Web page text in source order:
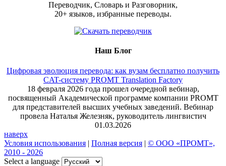
Переводчик, Словарь и Разговорник,
20+ языков, избранные переводы.
Наш Блог
Цифровая эволюция перевода: как вузам бесплатно получить
CAT-систему PROMT Translation Factory
18 февраля 2026 года прошел очередной вебинар,
посвященный Академической программе компании PROMT
для представителей высших учебных заведений. Вебинар
провела Наталья Железняк, руководитель лингвистич
01.03.2026
наверх
Условия использования | Полная версия | © ООО «ПРОМТ»,
2010 - 2026
Select a language